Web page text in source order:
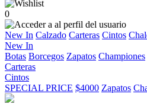
0
New In Calzado Carteras Cintos
New In
Botas Borcegos Zapatos Championes
Carteras
Cintos
SPECIAL PRICE $4000 Zapatos